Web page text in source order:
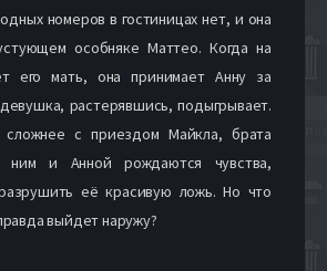
номеров в гостиницах нет, и она
особняке Маттео. Когда на
его мать, она принимает Анну за
растерявшись, подыгрывает.
сложнее с приездом Майкла, брата
ним и Анной рождаются чувства,
её красивую ложь. Но что
выйдет наружу?